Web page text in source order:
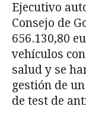
Ejecutivo
Consejo de
656.130,80
vehículos
salud y se
gestión de
de test de